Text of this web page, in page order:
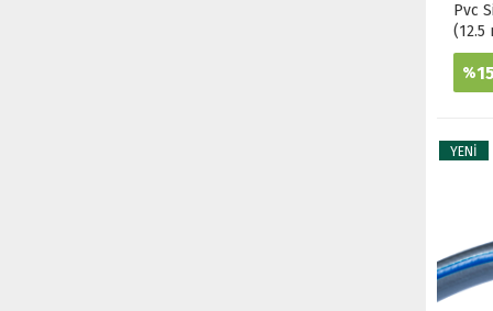
Pvc
(12.5
%15
YENİ